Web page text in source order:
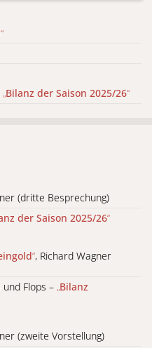
“
„Bilanz der Saison 2025/26“
(dritte Besprechung)
der Saison 2025/26“
“, Richard Wagner
Flops – „Bilanz
(zweite Vorstellung)